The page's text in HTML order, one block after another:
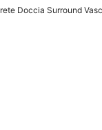
Doccia Surround